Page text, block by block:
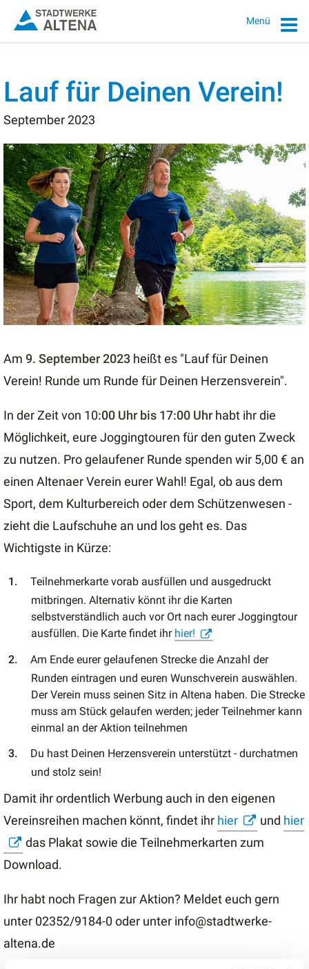
Menü
Lauf für Deinen Verein!
September 2023
Am 9. September 2023 heißt es "Lauf für Deinen
Verein! Runde um Runde für Deinen Herzensverein".
In der Zeit von 10:00 Uhr bis 17:00 Uhr habt ihr die
Möglichkeit, eure Joggingtouren für den guten Zweck
zu nutzen. Pro gelaufener Runde spenden wir 5,00 € an
einen Altenaer Verein eurer Wahl! Egal, ob aus dem
Sport, dem Kulturbereich oder dem Schützenwesen -
zieht die Laufschuhe an und los geht es. Das
Wichtigste in Kürze:
Teilnehmerkarte vorab ausfüllen und ausgedruckt
mitbringen. Alternativ könnt ihr die Karten
selbstverständlich auch vor Ort nach eurer Joggingtour
ausfüllen. Die Karte findet ihr hier!
Am Ende eurer gelaufenen Strecke die Anzahl der
Runden eintragen und euren Wunschverein auswählen.
Der Verein muss seinen Sitz in Altena haben. Die Strecke
muss am Stück gelaufen werden; jeder Teilnehmer kann
einmal an der Aktion teilnehmen
Du hast Deinen Herzensverein unterstützt - durchatmen
und stolz sein!
Damit ihr ordentlich Werbung auch in den eigenen
Vereinsreihen machen könnt, findet ihr hier und hier
das Plakat sowie die Teilnehmerkarten zum
Download.
Ihr habt noch Fragen zur Aktion? Meldet euch gern
unter 02352/9184-0 oder unter info@stadtwerke-
altena.de